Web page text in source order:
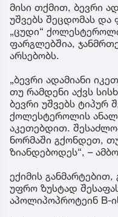
მისი თქმით, ბევრი
უშვებს შეცდომას
„ცუდი“
ფარგლებშია,
არსებობს.
„ბევრი ადამიანი
თუ რამდენი აქვს
ბევრი უშვებს ტიპურ
ქოლესტეროლის
აკეთებდით.
ნორმაში გქონდეთ,
ზიანდებოდეს“, –
ექიმის
უფრო ზუსტად
აპოლიპოპროტეინ B-